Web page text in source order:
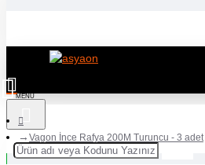
Vagon İnce Rafya 200M Turuncu - 3 adet